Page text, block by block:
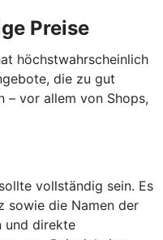
Preise
höchstwahrscheinlich
die zu gut
– vor allem von Shops,
vollständig sein. Es
sowie die Namen der
und direkte